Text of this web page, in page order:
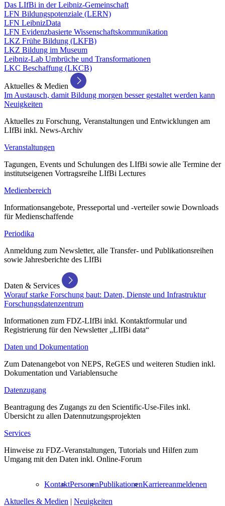
Das LIfBi in der Leibniz-Gemeinschaft
LFN Bildungspotenziale (LERN)
LFN LeibnizData
LFN Evidenzbasierte Wissenschaftskommunikation
LKZ Frühe Bildung (LKFB)
LKZ Bildung im Museum
Leibniz-Lab Umbrüche und Transformationen
LKC Beschaffung (LKCB)
Aktuelles & Medien
Im Austausch, damit Bildung morgen besser gestaltet werden kann
Neuigkeiten
Aktuelles zu Forschung, Veranstaltungen und Entwicklungen am
LIfBi inkl. News-Archiv
Veranstaltungen
Tagungen, Events und Schulungen des LIfBi sowie alle Termine der
institutseigenen Vortragsreihe LIfBi Lectures
Medienbereich
Informationsangebote, Presseportal und -verteiler sowie Downloads
für Medienschaffende
Periodika
Anmeldung zum Newsletter, alle Transfer- und Publikationsreihen
sowie Jahresberichte des LIfBi
Daten & Services
Worauf starke Forschung baut: Daten, Dienste und Infrastruktur
Forschungsdatenzentrum
Informationen zum FDZ-LIfBi inkl. Kontaktformular und
Registrierung für den Newsletter „LIfBi data“
Daten und Dokumentation
Zum Datenangebot von NEPS, ReGES und weiteren Studien inkl.
Dokumentation und Variablensuche
Datenzugang
Beantragung des Zugangs zu den Scientific-Use-Files inkl.
Übersicht zu allen Datennutzungsprojekten
Services
Hinweise zu FDZ-Veranstaltungen, Tutorials und Hilfen zum
Umgang mit den Daten inkl. Online-Forum
KontaktPersonenPublikationenKarriereanmeldenen
Aktuelles & Medien | Neuigkeiten